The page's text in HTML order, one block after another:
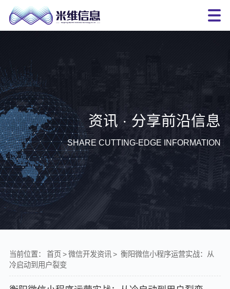
资讯 · 分享前沿信息
SHARE CUTTING-EDGE INFORMATION
当前位置： 首页 >微信开发资讯> 衡阳微信小程序运营实战：从
冷启动到用户裂变